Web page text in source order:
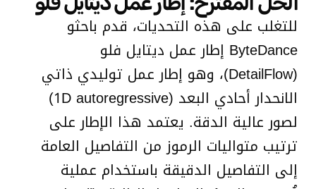
للتغلب على هذه التحديات، قدم باحثو
ByteDance إطار عمل ديتايل فلو
(DetailFlow)، وهو إطار عمل توليدي ذاتي
الانحدار أحادي البعد (1D autoregressive)
لصور عالية الدقة. يعتمد هذا الإطار على
ترتيب متواليات الرموز من التفاصيل العامة
إلى التفاصيل الدقيقة باستخدام عملية